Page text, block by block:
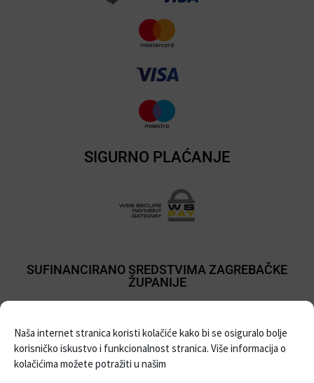
Naša internet stranica koristi kolačiće kako bi se osiguralo bolje
korisničko iskustvo i funkcionalnost stranica. Više informacija o
kolačićima možete potražiti u našim
SIGURNO PLAĆANJE
SUFINANCIRANO SREDSTVIMA ZAGREBAČKE
ŽUPANIJE